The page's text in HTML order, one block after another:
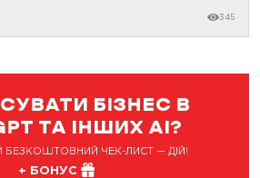
345
БІЗНЕС В
ТА ІНШИХ AI?
ЧЕК-ЛИСТ — ДІЙ!
+ БОНУС